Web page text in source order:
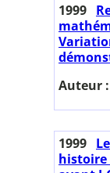
1999
Auteur :
1999
histoire